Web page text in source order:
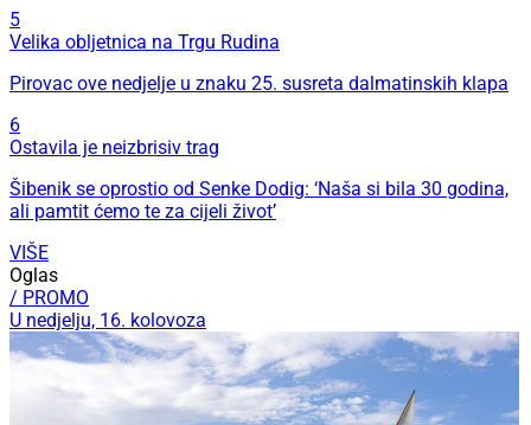
5
Velika obljetnica na Trgu Rudina
Pirovac ove nedjelje u znaku 25. susreta dalmatinskih klapa
6
Ostavila je neizbrisiv trag
Šibenik se oprostio od Senke Dodig: ‘Naša si bila 30 godina,
ali pamtit ćemo te za cijeli život’
VIŠE
Oglas
/ PROMO
U nedjelju, 16. kolovoza